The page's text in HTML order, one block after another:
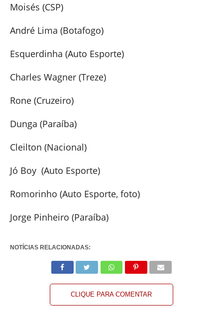
Moisés (CSP)
André Lima (Botafogo)
Esquerdinha (Auto Esporte)
Charles Wagner (Treze)
Rone (Cruzeiro)
Dunga (Paraíba)
Cleilton (Nacional)
Jó Boy (Auto Esporte)
Romorinho (Auto Esporte, foto)
Jorge Pinheiro (Paraíba)
NOTÍCIAS RELACIONADAS:
CLIQUE PARA COMENTAR